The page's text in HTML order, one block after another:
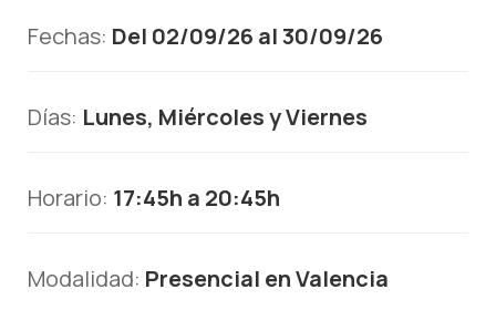
Fechas: Del 02/09/26 al 30/09/26
Días: Lunes, Miércoles y Viernes
Horario: 17:45h a 20:45h
Modalidad: Presencial en Valencia